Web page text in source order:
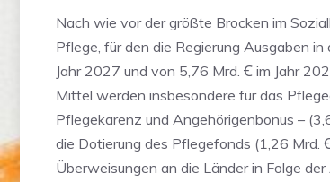
Nach wie vor der größte Brocken im
Pflege, für den die Regierung Ausgaben
Jahr 2027 und von 5,76 Mrd. Ꞓ im Jahr
Mittel werden insbesondere für das
Pflegekarenz und Angehörigenbonus –
die Dotierung des Pflegefonds (1,26 Mrd.
Überweisungen an die Länder in Folge